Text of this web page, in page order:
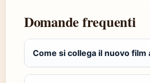
Domande frequenti
Come si collega il nuovo film